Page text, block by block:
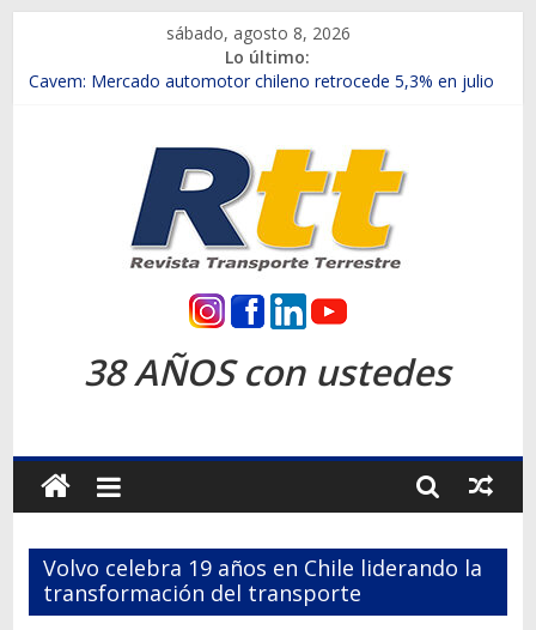
contenido
sábado, agosto 8, 2026
Lo último:
Chile es el primer mercado internacional en lanzar la nueva
Salfa suma vehículos electrificados de Chevrolet en el Biobío
Samex amplía su red con nuevas sucursales en Rancagua y
SINOTRUK Pick-ups presentó la recién estrenada Bolden en
la Expo Compras Públicas 2026
Revista
Transporte
Terrestre
Autos,
camiones,
motos,
38 AÑOS con ustedes
Volvo celebra 19 años en Chile liderando la
transformación del transporte